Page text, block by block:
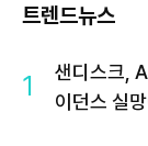
트렌드뉴스
1
샌디스크,
이던스 실